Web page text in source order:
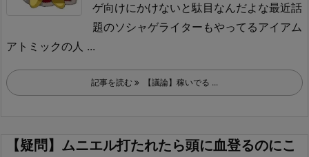
ゲ向けにかけないと駄目なんだよな最近話
題のソシャゲライターもやってるアイアム
アトミックの人 ...
記事を読む 【議論】稼いでる ...
【疑問】ムニエル打たれたら頭に血登るのにこ